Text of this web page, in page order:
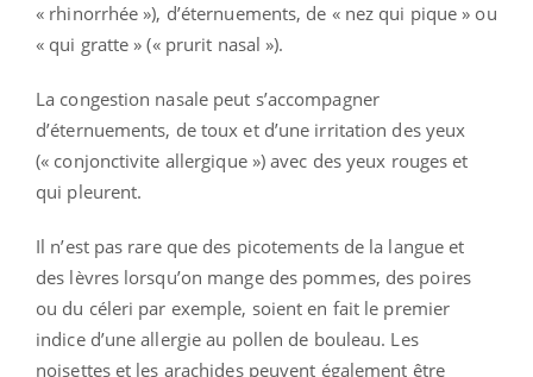
« rhinorrhée »), d’éternuements, de « nez qui pique » ou
« qui gratte » (« prurit nasal »).
La congestion nasale peut s’accompagner
d’éternuements, de toux et d’une irritation des yeux
(« conjonctivite allergique ») avec des yeux rouges et
qui pleurent.
Il n’est pas rare que des picotements de la langue et
des lèvres lorsqu’on mange des pommes, des poires
ou du céleri par exemple, soient en fait le premier
indice d’une allergie au pollen de bouleau. Les
noisettes et les arachides peuvent également être